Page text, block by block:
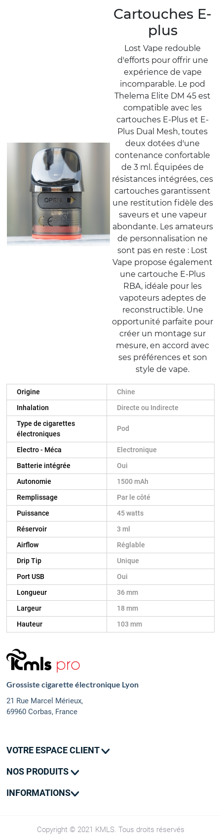
Cartouches E-
plus
Lost Vape redouble
d'efforts pour offrir une
expérience de vape
incomparable. Le pod
Thelema Elite DM 45 est
compatible avec les
cartouches E-Plus et E-
Plus Dual Mesh, toutes
deux dotées d'une
contenance confortable
de 3 ml. Équipées de
résistances intégrées, ces
cartouches garantissent
une restitution fidèle des
saveurs et une vapeur
abondante. Les amateurs
de personnalisation ne
sont pas en reste : Lost
Vape propose également
une cartouche E-Plus
RBA, idéale pour les
vapoteurs adeptes de
reconstructible. Une
opportunité parfaite pour
créer un montage sur
mesure, en accord avec
ses préférences et son
style de vape.
Origine
Chine
Inhalation
Directe ou Indirecte
Type de cigarettes
électroniques
Pod
Electro - Méca
Electronique
Batterie intégrée
Oui
Autonomie
1500 mAh
Remplissage
Par le côté
Puissance
45 watts
Réservoir
3 ml
Airflow
Réglable
Drip Tip
Unique
Port USB
Oui
Longueur
36 mm
Largeur
18 mm
Hauteur
103 mm
Grossiste cigarette électronique Lyon
21 Rue Marcel Mérieux,
69960 Corbas, France
VOTRE ESPACE CLIENT
Mes adresses
NOS PRODUITS
Nouveautés
INFORMATIONS
Copyright © 2021 KMLS. Tous droits réservés